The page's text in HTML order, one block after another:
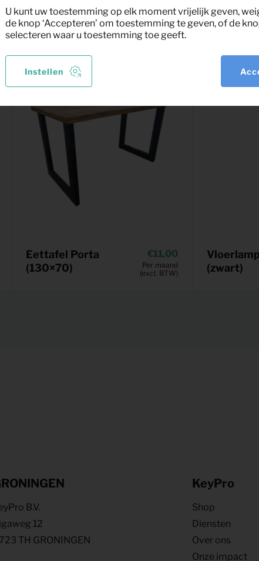
Eettafel Porta
(130×70)
11,00
Per maand
(excl. BTW)
(zwart)
B.V.
12
TH GRONINGEN
KeyPro
Shop
Diensten
Over ons
Onze impact
U kunt uw toestemming op elk moment vrijelijk geven,
de knop ‘Accepteren’ om toestemming te geven, of de
selecteren waar u toestemming toe geeft.
Instellen